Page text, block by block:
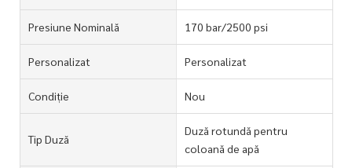
Presiune Nominală 170 bar/2500 psi
Personalizat Personalizat
Condiție Nou
Tip Duză
Duză rotundă pentru
coloană de apă